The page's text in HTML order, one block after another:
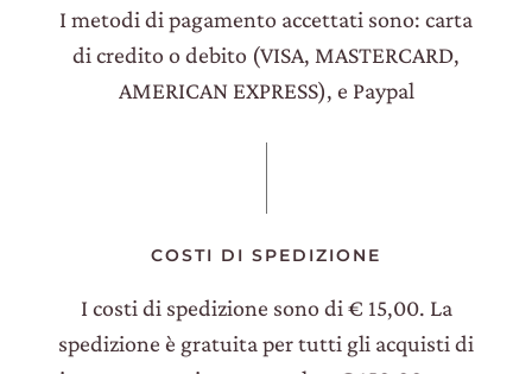
I metodi di pagamento accettati sono: carta
di credito o debito (VISA, MASTERCARD,
AMERICAN EXPRESS), e Paypal
COSTI DI SPEDIZIONE
I costi di spedizione sono di € 15,00. La
spedizione è gratuita per tutti gli acquisti di